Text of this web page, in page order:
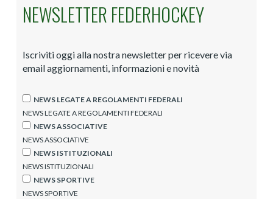
NEWSLETTER FEDERHOCKEY
Iscriviti oggi alla nostra newsletter per ricevere via
email aggiornamenti, informazioni e novità
NEWS LEGATE A REGOLAMENTI FEDERALI
NEWS LEGATE A REGOLAMENTI FEDERALI
NEWS ASSOCIATIVE
NEWS ASSOCIATIVE
NEWS ISTITUZIONALI
NEWS ISTITUZIONALI
NEWS SPORTIVE
NEWS SPORTIVE